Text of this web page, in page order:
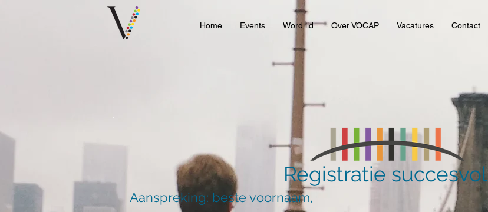
Home Events Word lid Over VOCAP Vacatures Contact
Registratie succesvol
Aanspreking: beste voornaam,